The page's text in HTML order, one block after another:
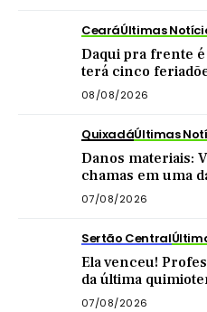
CearáÚltimas
Daqui pra frente
terá cinco
08/08/2026
QuixadáÚltimas
Danos materiais:
chamas em uma
Quixadá
07/08/2026
Sertão Central
Ela venceu!
da última
carreata
07/08/2026